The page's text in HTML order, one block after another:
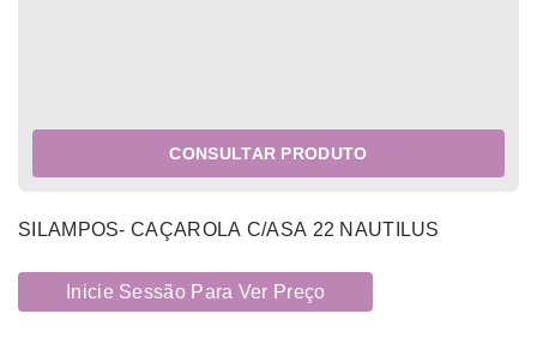
CONSULTAR PRODUTO
SILAMPOS- CAÇAROLA C/ASA 22 NAUTILUS
Inicie Sessão Para Ver Preço